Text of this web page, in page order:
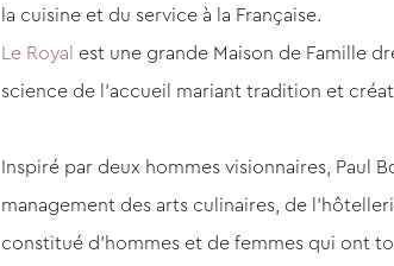
la cuisine et du service à la Française.
Le Royal est une grande Maison de Famille
science de l’accueil mariant tradition et
Inspiré par deux hommes visionnaires, Paul
management des arts culinaires, de
constitué d’hommes et de femmes qui ont